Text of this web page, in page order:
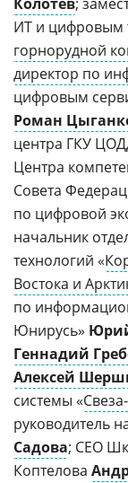
ИТ и цифровым
горнорудной
директор по
цифровым
Роман
центра ГКУ
Центра
Совета
по цифровой
начальник
технологий «
Востока и
по
Юнирусь»
Геннадий
Алексей
системы «
руководитель
Садова; CEO
Коптелова